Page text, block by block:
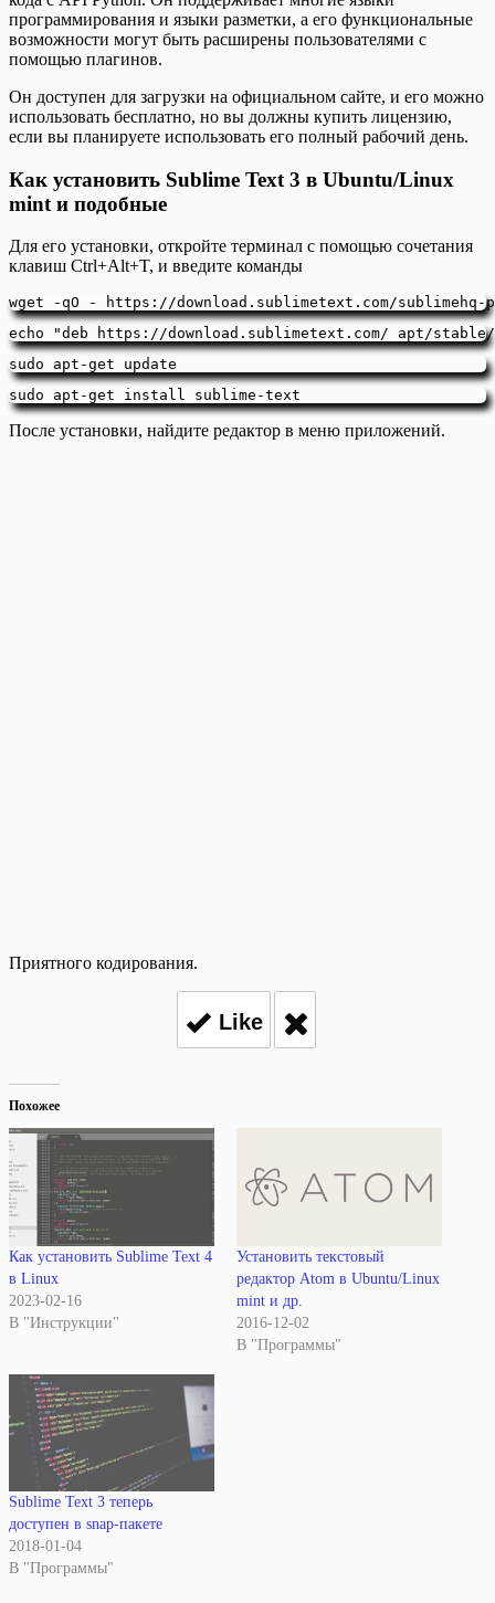
программирования и языки разметки, а его функциональные
возможности могут быть расширены пользователями с
помощью плагинов.
Он доступен для загрузки на официальном сайте, и его можно
использовать бесплатно, но вы должны купить лицензию,
если вы планируете использовать его полный рабочий день.
Как установить Sublime Text 3 в Ubuntu/Linux
mint и подобные
Для его установки, откройте терминал с помощью сочетания
клавиш Ctrl+Alt+T, и введите команды
wget -qO - https://download.sublimetext.com/
echo "deb https://download.sublimetext.com/ apt/
sudo apt-get update
sudo apt-get install sublime-text
После установки, найдите редактор в меню приложений.
Приятного кодирования.
Like
Похожее
Как установить Sublime Text 4
в Linux
2023-02-16
В "Инструкции"
Установить текстовый
редактор Atom в Ubuntu/Linux
mint и др.
2016-12-02
В "Программы"
Sublime Text 3 теперь
доступен в snap-пакете
2018-01-04
В "Программы"